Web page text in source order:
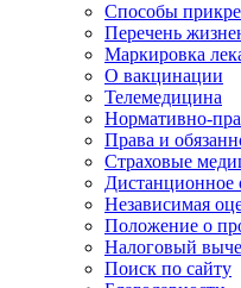
Способы
Перечень
Маркировка
О вакцинации
Телемедицина
Нормативно-
Права и
Страховые
Дистанционное
Независимая
Положение о
Налоговый
Поиск по сайту